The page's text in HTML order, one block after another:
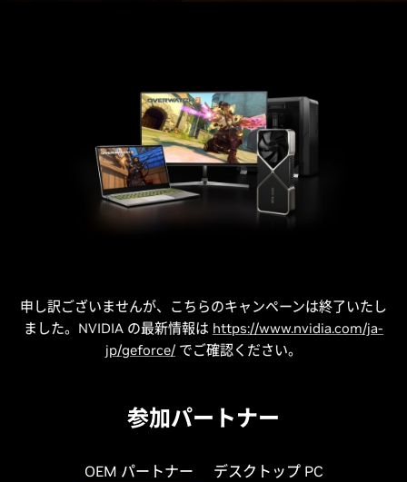
申し訳ございませんが、こちらのキャンペーンは終了いたし
ました。NVIDIA の最新情報は https://www.nvidia.com/ja-
jp/geforce/ でご確認ください。
参加パートナー
OEM パートナー デスクトップ PC